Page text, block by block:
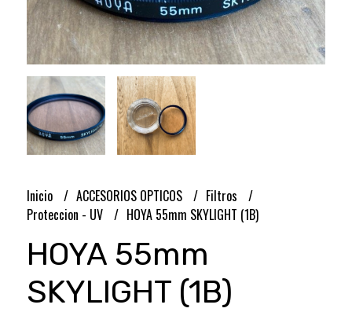
Inicio ACCESORIOS OPTICOS
Filtros
Proteccion - UV
HOYA 55mm SKYLIGHT (1B)
HOYA 55mm
SKYLIGHT (1B)